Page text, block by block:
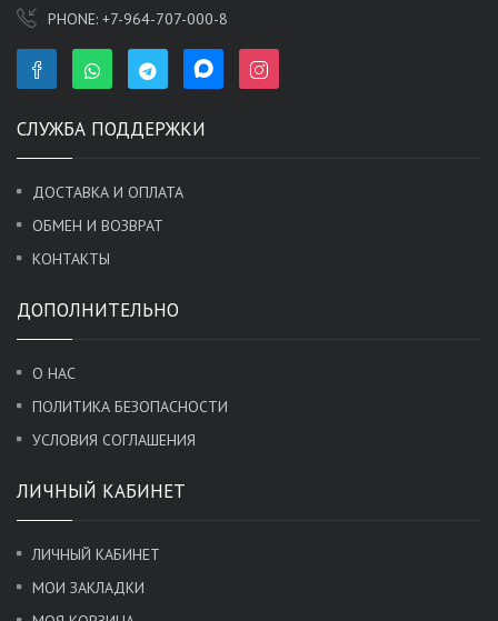
PHONE: +7-964-707-000-8
СЛУЖБА ПОДДЕРЖКИ
ДОСТАВКА И ОПЛАТА
ОБМЕН И ВОЗВРАТ
КОНТАКТЫ
ДОПОЛНИТЕЛЬНО
О НАС
ПОЛИТИКА БЕЗОПАСНОСТИ
УСЛОВИЯ СОГЛАШЕНИЯ
ЛИЧНЫЙ КАБИНЕТ
ЛИЧНЫЙ КАБИНЕТ
МОИ ЗАКЛАДКИ